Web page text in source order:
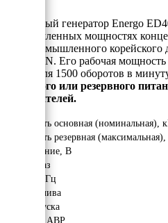
Дизельный генератор Energo
промышленных мощностях
базе промышленного
DOOSAN. Его рабочая
двигателя 1500 оборотов в
основного или резервного
потребителей.
Мощность основная (номинальная),
Мощность резервная
Напряжение, В
Число фаз
Частота, Гц
Вид топлива
Тип запуска
Наличие АВР